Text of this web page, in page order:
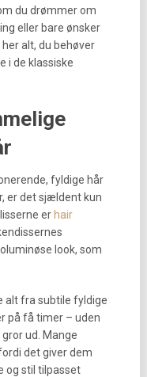
du drømmer om
eller bare ønsker
alt, du behøver
i de klassiske
fyldige hår
er det sjældent kun
er hair
look, som
alt fra subtile fyldige
på få timer – uden
ud. Mange
det giver dem
og stil tilpasset